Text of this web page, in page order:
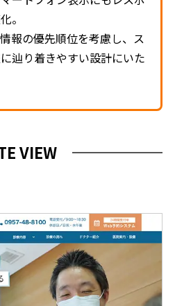
。
報の優先順位を考慮し、ス
辿り着きやすい設計にいた
VIEW